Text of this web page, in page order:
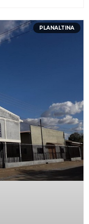
PLANALTINA